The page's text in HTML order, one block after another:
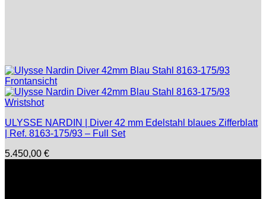
ULYSSE NARDIN | Diver 42 mm Edelstahl blaues Zifferblatt
| Ref. 8163-175/93 – Full Set
5.450,00 €